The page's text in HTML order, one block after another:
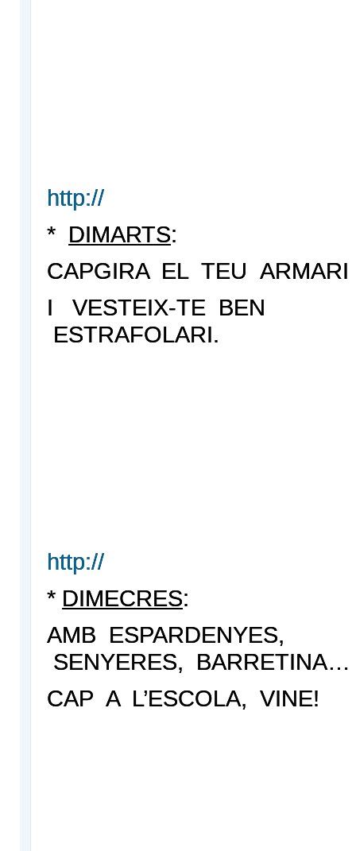
http://
* DIMARTS:
CAPGIRA EL TEU ARMARI
I VESTEIX-TE BEN
ESTRAFOLARI.
http://
* DIMECRES:
AMB ESPARDENYES,
SENYERES, BARRETINA…
CAP A L’ESCOLA, VINE!